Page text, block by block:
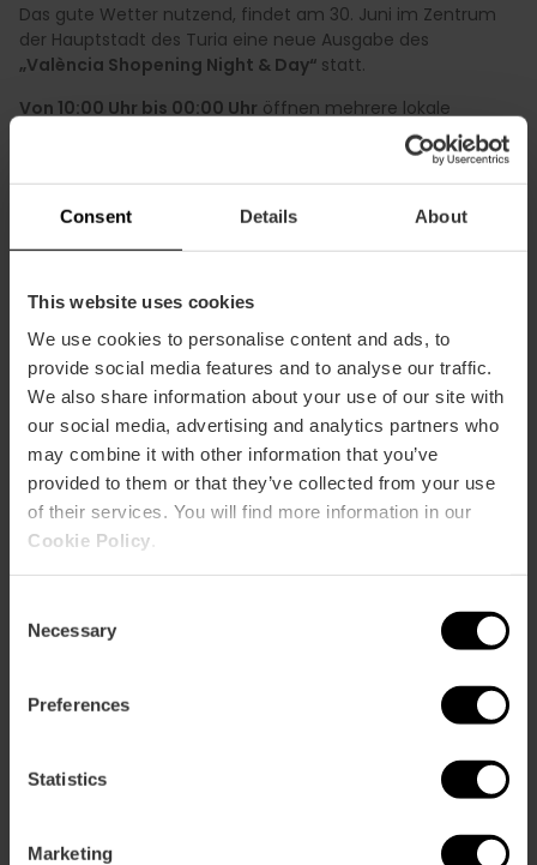
Consent Details About
This website uses cookies
We use cookies to personalise content and ads, to
provide social media features and to analyse our traffic.
We also share information about your use of our site with
our social media, advertising and analytics partners who
may combine it with other information that you’ve
provided to them or that they’ve collected from your use
of their services. You will find more information in our
Cookie Policy
Selection
Necessary
Preferences
Statistics
Marketing
Das gute Wetter nutzend, findet am 30. Juni im Zentrum
der Hauptstadt des Turia eine neue Ausgabe des
„València Shopening Night & Day“ statt.
Von 10:00 Uhr bis 00:00 Uhr öffnen mehrere lokale
Geschäfte ihre Pforten, damit Shoppingfreunde in
Zusammenarbeit mit lokalen Unternehmen von
Angeboten, Rabatten und exklusiven Produkten profitieren
können.
Mehr als fünfzig Geschäfte warten auf Sie!
Hier sehen Sie die teilnehmenden Geschäfte :)
Darüber hinaus hat „València Shopening Night & Day“ in
diesem Jahr verschiedene Aktivitäten vorbereitet, um
diese Veranstaltung zu einem einzigartigenShopping -Tag
zu machen.
Es gibt einGlücks-Roulette-Radmit vielen, vielen Preise,
einen lustigenPhotocall mit einemVolkswagen vintage,
eine frischeMahou-VerkostungundLive-Musik im
Mercado de Colón mit „Los Guapos“
die das Programm der diesjährigen Ausgabe ausmachen.
Denken Sie daran: Am 30. Juni findet wieder das große
können.